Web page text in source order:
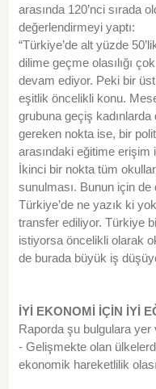
arasında 120’nci sırada
değerlendirmeyi yaptı:
“Türkiye’de alt yüzde
dilime geçme olasılığı
devam ediyor. Peki bir
eşitlik öncelikli konu.
grubuna geçiş
gereken nokta ise, bir
arasındaki eğitime erişim
İkinci bir nokta tüm
sunulması. Bunun için de
Türkiye’de ne yazık ki
transfer ediliyor. Türkiye
istiyorsa öncelikli olarak
de burada büyük iş
İYİ EKONOMİ İÇİN İYİ
Raporda şu bulgulara yer
- Gelişmekte olan
ekonomik hareketlilik